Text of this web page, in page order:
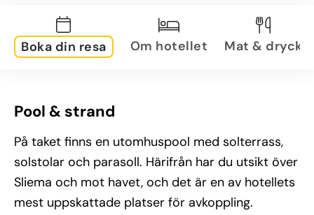
Boka din resa Om hotellet Mat & dryck
Pool & strand
På taket finns en utomhuspool med solterrass,
solstolar och parasoll. Härifrån har du utsikt över
Sliema och mot havet, och det är en av hotellets
mest uppskattade platser för avkoppling.